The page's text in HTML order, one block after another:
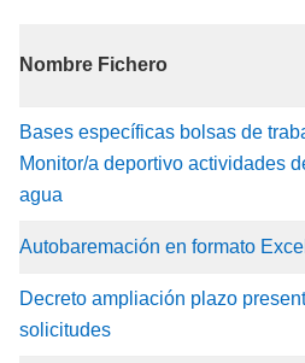
Nombre Fichero
Bases específicas bolsas de
Monitor/a deportivo actividades
agua
Autobaremación en formato Excel
Decreto ampliación plazo
solicitudes